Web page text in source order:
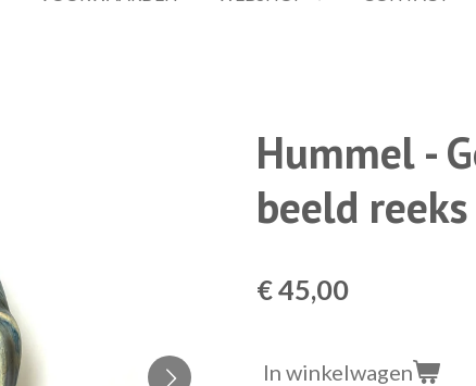
Hummel -
beeld
€ 45,00
In winkelwagen